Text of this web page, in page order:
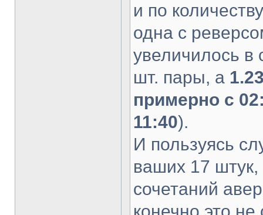
и по
одна с
увеличилось в
шт. пары, а
примерно с
11:40).
И пользуясь
ваших 17 штук,
сочетаний